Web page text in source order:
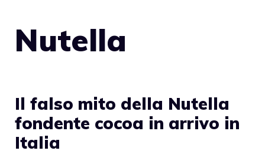
Nutella
Il falso mito della Nutella
fondente cocoa in arrivo in
Italia